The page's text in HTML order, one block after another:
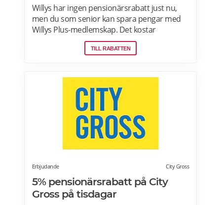
Willys har ingen pensionärsrabatt just nu,
men du som senior kan spara pengar med
Willys Plus-medlemskap. Det kostar
ingenting att bli Willys Plus-kund. Med Willys
Plus får du fler och bättre erbjudanden med
TILL RABATTEN
Erbjudande City Gross
5% pensionärsrabatt på City
Gross på tisdagar